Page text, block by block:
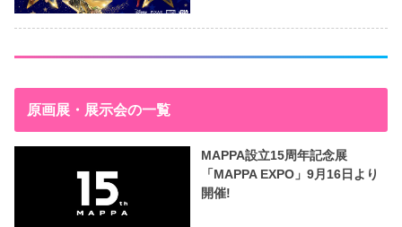
原画展・展示会の一覧
MAPPA設立15周年記念展
「MAPPA EXPO」9月16日より
開催!